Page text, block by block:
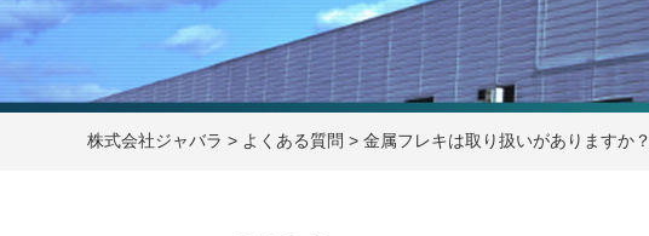
株式会社ジャバラ > よくある質問 > 金属フレキは取り扱いがありますか？